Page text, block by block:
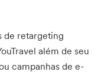
de retargeting
além de seu
campanhas de e-